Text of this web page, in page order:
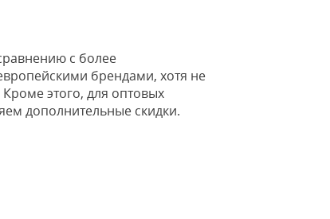
с более
брендами, хотя не
этого, для оптовых
дополнительные скидки.